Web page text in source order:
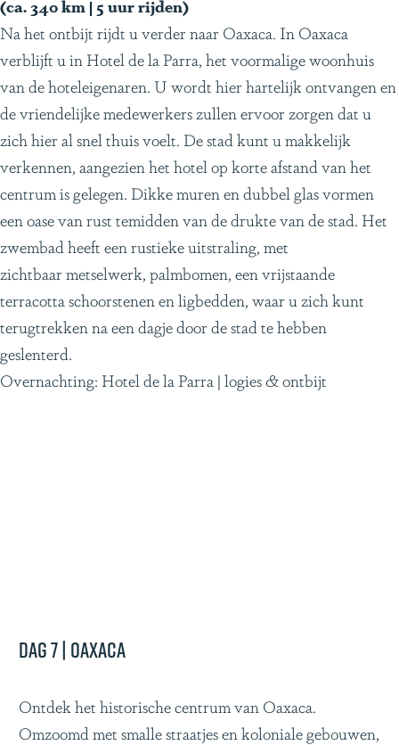
(ca. 340 km | 5 uur rijden)
Na het ontbijt rijdt u verder naar Oaxaca. In Oaxaca
verblijft u in Hotel de la Parra, het voormalige woonhuis
van de hoteleigenaren. U wordt hier hartelijk ontvangen en
de vriendelijke medewerkers zullen ervoor zorgen dat u
zich hier al snel thuis voelt. De stad kunt u makkelijk
verkennen, aangezien het hotel op korte afstand van het
centrum is gelegen. Dikke muren en dubbel glas vormen
een oase van rust temidden van de drukte van de stad. Het
zwembad heeft een rustieke uitstraling, met
zichtbaar metselwerk, palmbomen, een vrijstaande
terracotta schoorstenen en ligbedden, waar u zich kunt
terugtrekken na een dagje door de stad te hebben
geslenterd.
Overnachting: Hotel de la Parra | logies & ontbijt
Dag 7 | Oaxaca
Ontdek het historische centrum van Oaxaca.
Omzoomd met smalle straatjes en koloniale gebouwen,